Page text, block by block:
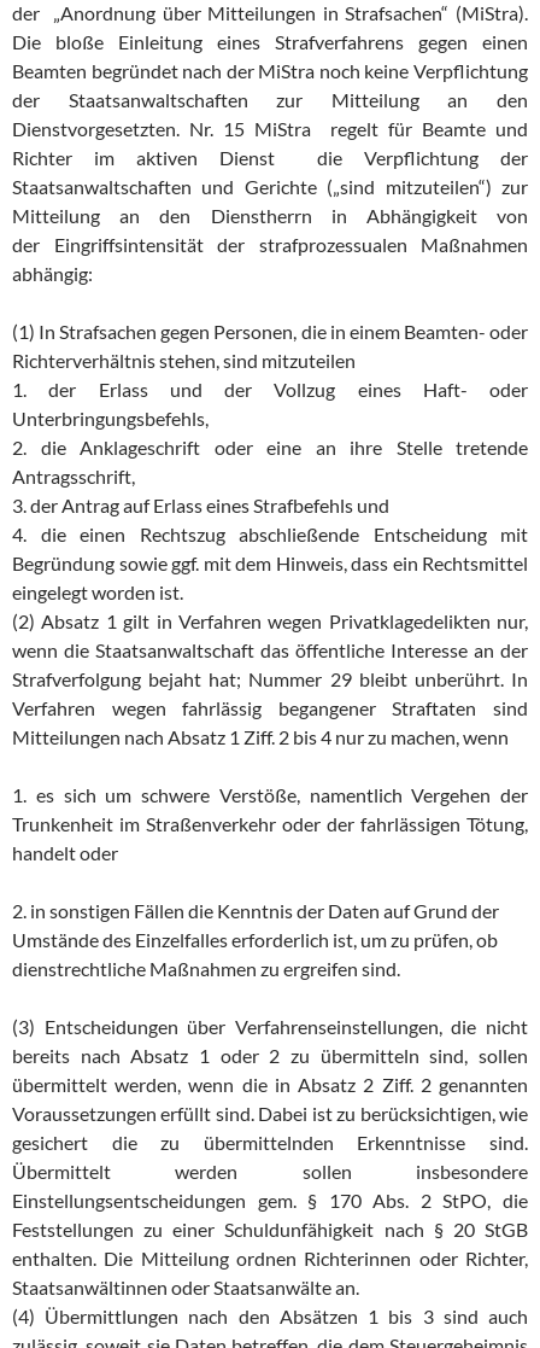
der „Anordnung über Mitteilungen in Strafsachen“ (MiStra).
Die bloße Einleitung eines Strafverfahrens gegen einen
Beamten begründet nach der MiStra noch keine Verpflichtung
der Staatsanwaltschaften zur Mitteilung an den
Dienstvorgesetzten. Nr. 15 MiStra regelt für Beamte und
Richter im aktiven Dienst die Verpflichtung der
Staatsanwaltschaften und Gerichte („sind mitzuteilen“) zur
Mitteilung an den Dienstherrn in Abhängigkeit von
der Eingriffsintensität der strafprozessualen Maßnahmen
abhängig:
(1) In Strafsachen gegen Personen, die in einem Beamten- oder
Richterverhältnis stehen, sind mitzuteilen
1. der Erlass und der Vollzug eines Haft- oder
Unterbringungsbefehls,
2. die Anklageschrift oder eine an ihre Stelle tretende
Antragsschrift,
3. der Antrag auf Erlass eines Strafbefehls und
4. die einen Rechtszug abschließende Entscheidung mit
Begründung sowie ggf. mit dem Hinweis, dass ein Rechtsmittel
eingelegt worden ist.
(2) Absatz 1 gilt in Verfahren wegen Privatklagedelikten nur,
wenn die Staatsanwaltschaft das öffentliche Interesse an der
Strafverfolgung bejaht hat; Nummer 29 bleibt unberührt. In
Verfahren wegen fahrlässig begangener Straftaten sind
Mitteilungen nach Absatz 1 Ziff. 2 bis 4 nur zu machen, wenn
1. es sich um schwere Verstöße, namentlich Vergehen der
Trunkenheit im Straßenverkehr oder der fahrlässigen Tötung,
handelt oder
2. in sonstigen Fällen die Kenntnis der Daten auf Grund der
Umstände des Einzelfalles erforderlich ist, um zu prüfen, ob
dienstrechtliche Maßnahmen zu ergreifen sind.
(3) Entscheidungen über Verfahrenseinstellungen, die nicht
bereits nach Absatz 1 oder 2 zu übermitteln sind, sollen
übermittelt werden, wenn die in Absatz 2 Ziff. 2 genannten
Voraussetzungen erfüllt sind. Dabei ist zu berücksichtigen, wie
gesichert die zu übermittelnden Erkenntnisse sind.
Übermittelt werden sollen insbesondere
Einstellungsentscheidungen gem. § 170 Abs. 2 StPO, die
Feststellungen zu einer Schuldunfähigkeit nach § 20 StGB
enthalten. Die Mitteilung ordnen Richterinnen oder Richter,
Staatsanwältinnen oder Staatsanwälte an.
(4) Übermittlungen nach den Absätzen 1 bis 3 sind auch